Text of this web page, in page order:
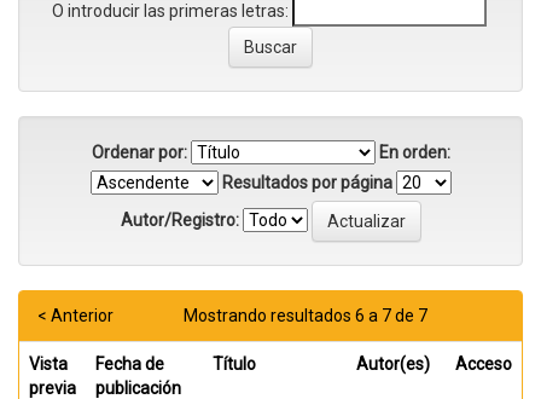
O introducir las primeras letras:
Ordenar por:
En orden:
Resultados por página
Autor/Registro:
Mostrando resultados 6 a 7 de 7
< Anterior
Vista
previa
Fecha de
publicación
Título Autor(es) Acceso